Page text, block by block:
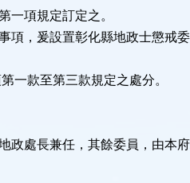
一項規定訂定之。
，爰設置彰化縣地政士懲戒
一款至第三款規定之處分。
政處長兼任，其餘委員，由本